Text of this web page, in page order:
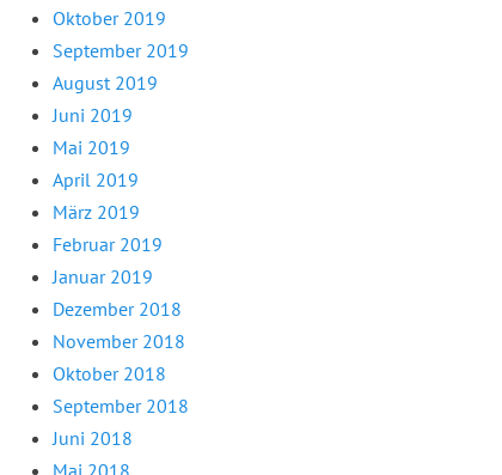
Oktober 2019
September 2019
August 2019
Juni 2019
Mai 2019
April 2019
März 2019
Februar 2019
Januar 2019
Dezember 2018
November 2018
Oktober 2018
September 2018
Juni 2018